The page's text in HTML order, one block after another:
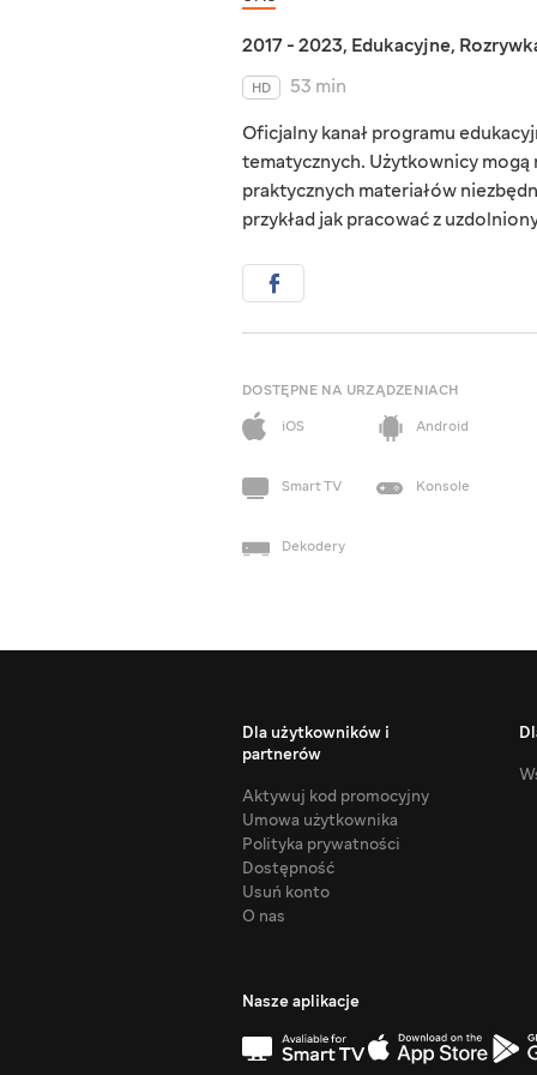
2017 - 2023, Edukacyjne,
HD
53 min
Oficjalny kanał programu
tematycznych. Użytkownicy
praktycznych materiałów
przykład jak pracować z
DOSTĘPNE NA URZĄDZENIACH
iOS
Android
Smart TV Konsole
Dekodery
Dla użytkowników i
partnerów
Aktywuj kod promocyjny
Umowa użytkownika
Polityka prywatności
Dostępność
Usuń konto
O nas
Nasze aplikacje